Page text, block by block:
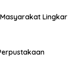
Masyarakat Lingkar